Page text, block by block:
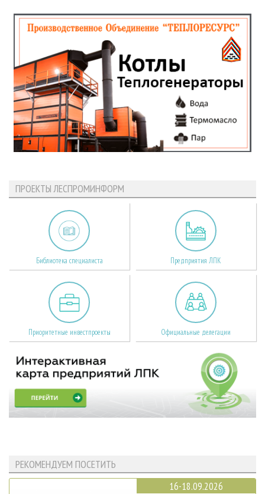
ПРОЕКТЫ ЛЕСПРОМИНФОРМ
Библиотека специалиста Предприятия ЛПК
Приоритетные инвестпроекты Официальные делегации
РЕКОМЕНДУЕМ ПОСЕТИТЬ
16-18.09.2026